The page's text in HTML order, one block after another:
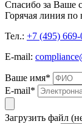
Спасибо за Ваше
Горячая линия по
Тел.: +7 (495)
E-mail:
Ваше имя*
E-mail*
Загрузить файл